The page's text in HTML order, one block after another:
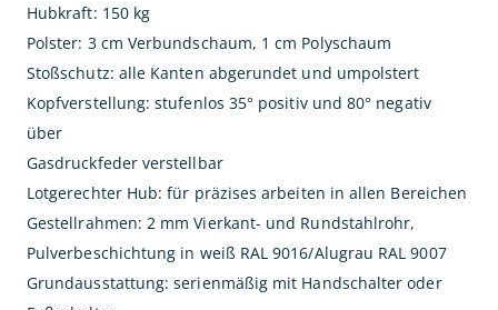
Hubkraft: 150 kg
Polster: 3 cm Verbundschaum, 1 cm Polyschaum
Stoßschutz: alle Kanten abgerundet und umpolstert
Kopfverstellung: stufenlos 35° positiv und 80° negativ
über
Gasdruckfeder verstellbar
Lotgerechter Hub: für präzises arbeiten in allen Bereichen
Gestellrahmen: 2 mm Vierkant- und Rundstahlrohr,
Pulverbeschichtung in weiß RAL 9016/Alugrau RAL 9007
Grundausstattung: serienmäßig mit Handschalter oder